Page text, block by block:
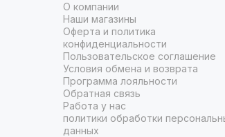
О компании
Наши магазины
Оферта и политика
конфиденциальности
Пользовательское соглашение
Условия обмена и возврата
Программа лояльности
Обратная связь
Работа у нас
политики обработки
данных